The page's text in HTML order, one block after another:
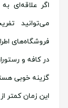
اگر علاقه‌ای
می‌توانید
فروشگاه‌های
در کافه و
گزینه خوبی
این زمان کمتر